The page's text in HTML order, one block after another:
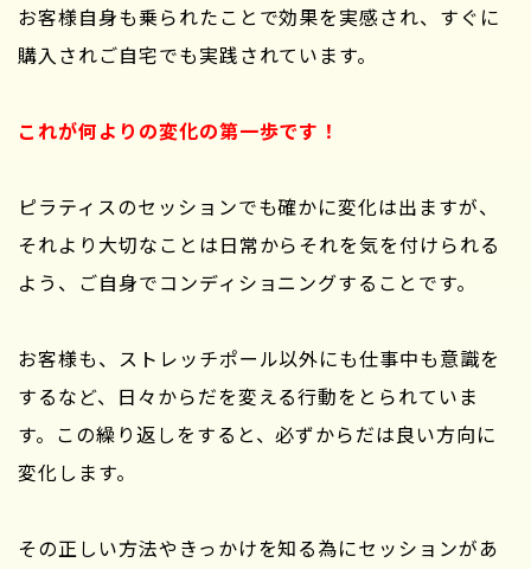
お客様自身も乗られたことで効果を実感され、すぐに
購入されご自宅でも実践されています。
これが何よりの変化の第一歩です！
ピラティスのセッションでも確かに変化は出ますが、
それより大切なことは日常からそれを気を付けられる
よう、ご自身でコンディショニングすることです。
お客様も、ストレッチポール以外にも仕事中も意識を
するなど、日々からだを変える行動をとられていま
す。この繰り返しをすると、必ずからだは良い方向に
変化します。
その正しい方法やきっかけを知る為にセッションがあ